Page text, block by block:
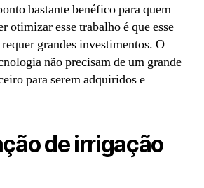
bastante benéfico para quem
otimizar esse trabalho é que esse
grandes investimentos. O
não precisam de um grande
para serem adquiridos e
de irrigação